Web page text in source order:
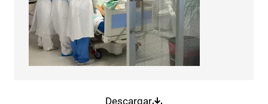
Descargar